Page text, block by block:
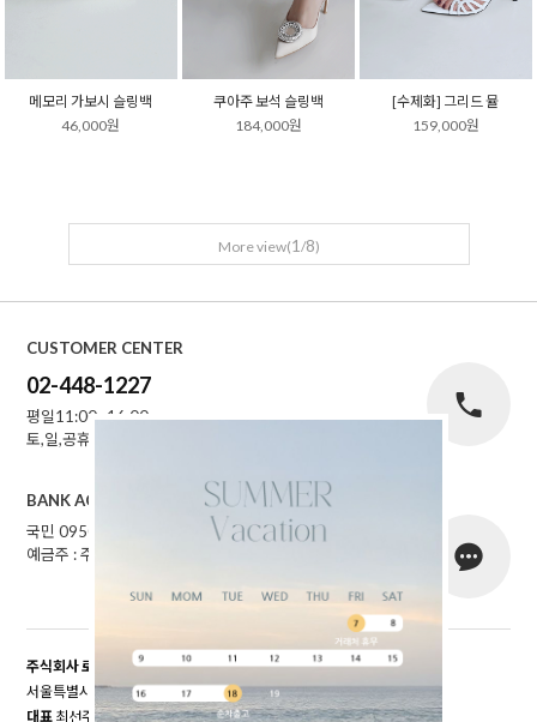
메모리 가보시 슬링백
46,000원
쿠아주 보석 슬링백
184,000원
[수제화] 그리드 뮬
159,000원
More view(1 /8)
CUSTOMER CENTER
02-448-1227
평일11:00~16:00
토,일,공휴일 휴무
BANK ACCOUNT
국민 095001-04-155141
예금주 : 주식회사로에르
주식회사 로에르
서울특별시 성동구 자동차시장3길 39, 남궁빌딩 201호
대표 최선주개인정보 보호책임자최선주